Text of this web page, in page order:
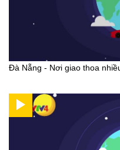
Đà Nẵng - Nơi giao thoa